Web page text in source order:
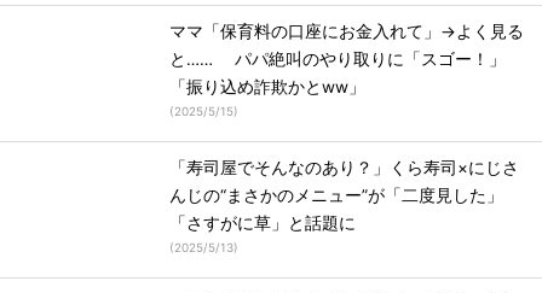
ママ「保育料の口座にお金入れて」→よく見る
と…… パパ絶叫のやり取りに「スゴー！」
「振り込め詐欺かとww」
(2025/5/15)
「寿司屋でそんなのあり？」くら寿司×にじさ
んじの“まさかのメニュー”が「二度見した」
「さすがに草」と話題に
(2025/5/13)